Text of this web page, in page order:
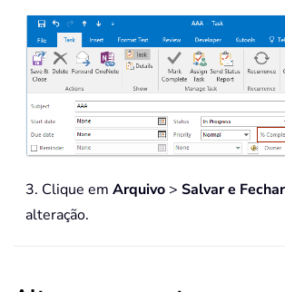
3. Clique em Arquivo > Salvar e Fechar
alteração.